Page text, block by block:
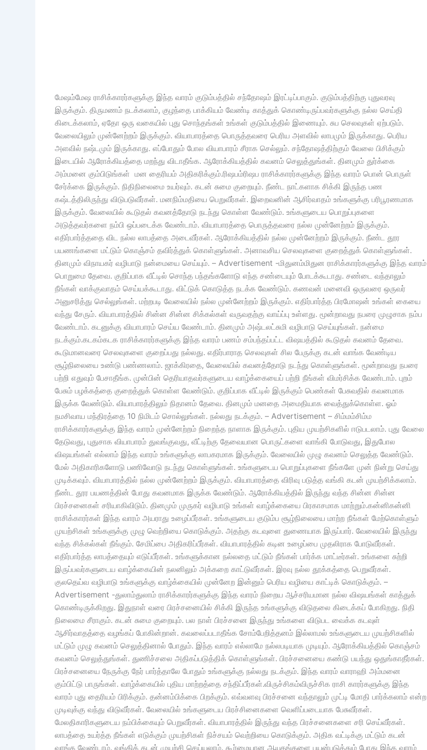
மேஷம்மேஷ ராசிக்காரர்களுக்கு இந்த வாரம் குடும்பத்தில் சந்தோஷம் இரட்டிப்பாகும். குடும்பத்திற்கு புதுவரவு
இருக்கும். திருமணம் நடக்கலாம், குழந்தை பாக்கியம் வேண்டி காத்துக் கொண்டிருப்பவர்களுக்கு நல்ல செய்தி
கிடைக்கலாம், ஏதோ ஒரு வகையில் புது சொந்தங்கள் உங்கள் குடும்பத்தில் இணையும். சுப செலவுகள் ஏற்படும்.
வேலையிலும் முன்னேற்றம் இருக்கும். வியாபாரத்தை பொருத்தவரை பெரிய அளவில் லாபமும் இருக்காது. பெரிய
அளவில் நஷ்டமும் இருக்காது. எப்போதும் போல வியாபாரம் சீராக செல்லும். சந்தோஷத்திற்கும் வேலை பிசிக்கும்
இடையில் ஆரோக்கியத்தை மறந்து விடாதீங்க. ஆரோக்கியத்தில் கவனம் செலுத்துங்கள். தினமும் துர்க்கை
அம்மனை கும்பிடுங்கள் மன தைரியம் அதிகரிக்கும்.ரிஷபம்ரிஷப ராசிக்காரர்களுக்கு இந்த வாரம் பொன் பொருள்
சேர்க்கை இருக்கும். நிதிநிலைமை உயர்வும். கடன் சுமை குறையும். நீண்ட நாட்களாக சிக்கி இருந்த பண
கஷ்டத்திலிருந்து விடுபடுவீர்கள். மனநிம்மதியை பெறுவீர்கள். இறைவனின் ஆசிர்வாதம் உங்களுக்கு பரிபூரணமாக
இருக்கும். வேலையில் கூடுதல் கவனத்தோடு நடந்து கொள்ள வேண்டும். உங்களுடைய பொறுப்புகளை
அடுத்தவர்களை நம்பி ஒப்படைக்க வேண்டாம். வியாபாரத்தை பொருத்தவரை நல்ல முன்னேற்றம் இருக்கும்.
எதிர்பார்த்ததை விட நல்ல லாபத்தை அடைவீர்கள். ஆரோக்கியத்தில் நல்ல முன்னேற்றம் இருக்கும். நீண்ட தூர
பயணங்களை மட்டும் கொஞ்சம் தவிர்த்துக் கொள்ளுங்கள். அனாவசிய செலவுகளை குறைத்துக் கொள்ளுங்கள்.
தினமும் விநாயகர் வழிபாடு நன்மையை செய்யும். – Advertisement -மிதுனம்மிதுன ராசிக்காரர்களுக்கு இந்த வாரம்
பொறுமை தேவை. குறிப்பாக வீட்டில் சொந்த பந்தங்களோடு எந்த சண்டையும் போடக்கூடாது. சண்டை வந்தாலும்
நீங்கள் வாக்குவாதம் செய்யக்கூடாது. விட்டுக் கொடுத்த நடக்க வேண்டும். கணவன் மனைவி ஒருவரை ஒருவர்
அனுசரித்து செல்லுங்கள். மற்றபடி வேலையில் நல்ல முன்னேற்றம் இருக்கும். எதிர்பார்த்த பிரமோஷன் உங்கள் கையை
வந்து சேரும். வியாபாரத்தில் சின்ன சின்ன சிக்கல்கள் வருவதற்கு வாய்ப்பு உள்ளது. மூன்றாவது நபரை முழுசாக நம்ப
வேண்டாம். கடனுக்கு வியாபாரம் செய்ய வேண்டாம். தினமும் அஷ்டலட்சுமி வழிபாடு செய்யுங்கள். நன்மை
நடக்கும்.கடகம்கடக ராசிக்காரர்களுக்கு இந்த வாரம் பணம் சம்பந்தப்பட்ட விஷயத்தில் கூடுதல் கவனம் தேவை.
கூடுமானவரை செலவுகளை குறைப்பது நல்லது. எதிர்பாராத செலவுகள் சில பேருக்கு கடன் வாங்க வேண்டிய
சூழ்நிலையை உண்டு பண்ணலாம். ஜாக்கிரதை, வேலையில் கவனத்தோடு நடந்து கொள்ளுங்கள். மூன்றாவது நபரை
பற்றி எதுவும் பேசாதீங்க. முன்பின் தெரியாதவர்களுடைய வாழ்க்கையைப் பற்றி நீங்கள் விமர்சிக்க வேண்டாம். புறம்
பேசும் பழக்கத்தை குறைத்துக் கொள்ள வேண்டும். குறிப்பாக வீட்டில் இருக்கும் பெண்கள் பேசுவதில் கவனமாக
இருக்க வேண்டும். வியாபாரத்திலும் நிதானம் தேவை. தினமும் மனதை அமைதியாக வைத்துக்கொள்ள. ஓம்
நமசிவாய மந்திரத்தை 10 நிமிடம் சொல்லுங்கள். நல்லது நடக்கும். – Advertisement – சிம்மம்சிம்ம
ராசிக்காரர்களுக்கு இந்த வாரம் முன்னேற்றம் நிறைந்த நாளாக இருக்கும். புதிய முயற்சிகளில் ஈடுபடலாம். புது வேலை
தேடுவது, புதுசாக வியாபாரம் துவங்குவது, வீட்டிற்கு தேவையான பொருட்களை வாங்கி போடுவது, இதுபோல
விஷயங்கள் எல்லாம் இந்த வாரம் உங்களுக்கு லாபகரமாக இருக்கும். வேலையில் முழு கவனம் செலுத்த வேண்டும்.
மேல் அதிகாரிகளோடு பணிவோடு நடந்து கொள்ளுங்கள். உங்களுடைய பொறுப்புகளை நீங்களே முன் நின்று செய்து
முடிக்கவும். வியாபாரத்தில் நல்ல முன்னேற்றம் இருக்கும். வியாபாரத்தை விரிவு படுத்த வங்கி கடன் முயற்சிக்கலாம்.
நீண்ட தூர பயணத்தின் போது கவனமாக இருக்க வேண்டும். ஆரோக்கியத்தில் இருந்து வந்த சின்ன சின்ன
பிரச்சனைகள் சரியாகிவிடும். தினமும் முருகர் வழிபாடு உங்கள் வாழ்க்கையை பிரகாசமாக மாற்றும்.கன்னிகன்னி
ராசிக்காரர்கள் இந்த வாரம் அயராது உழைப்பீர்கள். உங்களுடைய குடும்ப சூழ்நிலையை மாற்ற நீங்கள் மேற்கொள்ளும்
முயற்சிகள் உங்களுக்கு முழு வெற்றியை கொடுக்கும். அதற்கு கடவுளை துணையாக இருப்பார். வேலையில் இருந்து
வந்த சிக்கல்கள் நீங்கும். சேமிப்பை அதிகரிப்பீர்கள். வியாபாரத்தில் கடின உழைப்பை முதலிராக போடுவீர்கள்.
எதிர்பார்த்த லாபத்தையும் எடுப்பீர்கள். உங்களுக்கான நல்லதை மட்டும் நீங்கள் பார்க்க மாட்டீர்கள். உங்களை சுற்றி
இருப்பவர்களுடைய வாழ்க்கையின் நலனிலும் அக்கறை காட்டுவீர்கள். இரவு நல்ல தூக்கத்தை பெறுவீர்கள்.
குலதெய்வ வழிபாடு உங்களுக்கு வாழ்க்கையில் முன்னேற இன்னும் பெரிய வழியை காட்டிக் கொடுக்கும். –
Advertisement -துலாம்துலாம் ராசிக்காரர்களுக்கு இந்த வாரம் நிறைய ஆச்சரியமான நல்ல விஷயங்கள் காத்துக்
கொண்டிருக்கிறது. இதுநாள் வரை பிரச்சனையில் சிக்கி இருந்த உங்களுக்கு விடுதலை கிடைக்கப் போகிறது. நிதி
நிலைமை சீராகும். கடன் சுமை குறையும். பல நாள் பிரச்சனை இருந்து உங்களை விடுபட வைக்க கடவுள்
ஆசிர்வாதத்தை வழங்கப் போகின்றான். கவலைப்படாதீங்க சோம்பேறித்தனம் இல்லாமல் உங்களுடைய முயற்சிகளில்
மட்டும் முழு கவனம் செலுத்தினால் போதும். இந்த வாரம் எல்லாமே நல்லபடியாக முடியும். ஆரோக்கியத்தில் கொஞ்சம்
கவனம் செலுத்துங்கள். துணிச்சலை அதிகப்படுத்திக் கொள்ளுங்கள். பிரச்சனையை கண்டு பயந்து ஒதுங்காதீர்கள்.
பிரச்சனையை நேருக்கு நேர் பார்த்தாலே போதும் உங்களுக்கு நல்லது நடக்கும். இந்த வாரம் வாராஹி அம்மனை
கும்பிட்டு பாருங்கள். வாழ்க்கையில் புதிய மாற்றத்தை சந்திப்பீர்கள்.விருச்சிகம்விருச்சிக ராசி காரர்களுக்கு இந்த
வாரம் புது தைரியம் பிரிக்கும். தன்னம்பிக்கை பிறக்கும். எவ்வளவு பிரச்சனை வந்தாலும் முட்டி மோதி பார்க்கலாம் என்ற
முடிவுக்கு வந்து விடுவீர்கள். வேலையில் உங்களுடைய பிரச்சினைகளை வெளிப்படையாக பேசுவீர்கள்.
மேலதிகாரிகளுடைய நம்பிக்கையும் பெறுவீர்கள். வியாபாரத்தில் இருந்து வந்த பிரச்சனைகளை சரி செய்வீர்கள்.
லாபத்தை உயர்த்த நீங்கள் எடுக்கும் முயற்சிகள் நிச்சயம் வெற்றியை கொடுக்கும். அதிக வட்டிக்கு மட்டும் கடன்
வாங்க வேண்டாம். வங்கிக் கடன் முயற்சி செய்யலாம். கூர்மையான ஆயுதங்களை பயன்படுத்தும் போது இந்த வாரம்